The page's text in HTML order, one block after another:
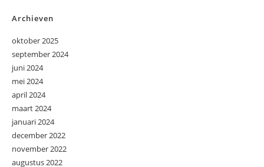
Archieven
oktober 2025
september 2024
juni 2024
mei 2024
april 2024
maart 2024
januari 2024
december 2022
november 2022
augustus 2022